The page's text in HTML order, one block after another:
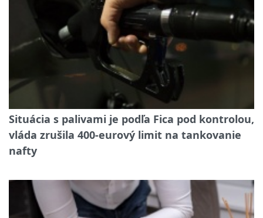
Situácia s palivami je podľa Fica pod kontrolou,
vláda zrušila 400-eurový limit na tankovanie
nafty